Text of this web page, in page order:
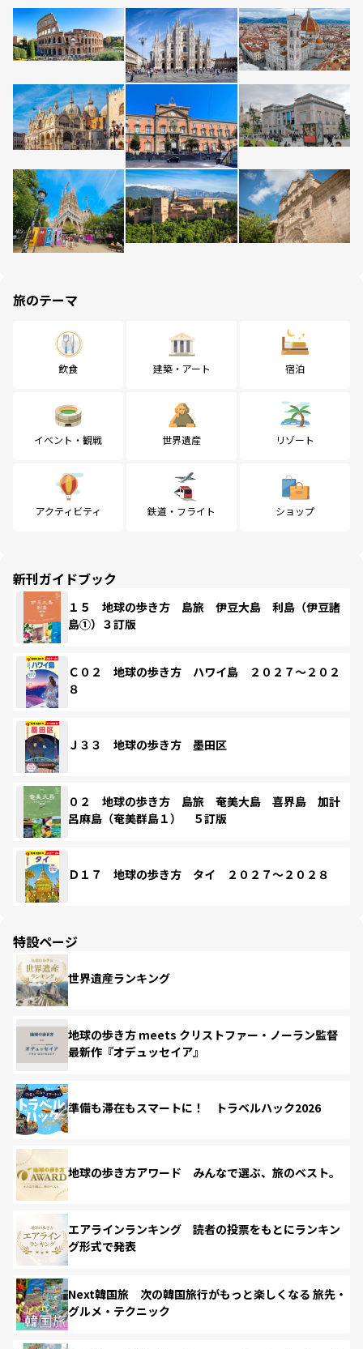
旅のテーマ
飲食 建築・アート 宿泊
イベント・観戦 世界遺産 リゾート
アクティビティ 鉄道・フライト ショップ
新刊ガイドブック
１５ 地球の歩き方 島旅 伊豆大島 利島（伊豆諸
島①）３訂版
Ｃ０２ 地球の歩き方 ハワイ島 ２０２７～２０２
８
Ｊ３３ 地球の歩き方 墨田区
０２ 地球の歩き方 島旅 奄美大島 喜界島 加計
呂麻島（奄美群島１） ５訂版
Ｄ１７ 地球の歩き方 タイ ２０２７～２０２８
特設ページ
世界遺産ランキング
地球の歩き方 meets クリストファー・ノーラン監督
最新作『オデュッセイア』
準備も滞在もスマートに！ トラベルハック2026
地球の歩き方アワード みんなで選ぶ、旅のベスト。
エアラインランキング 読者の投票をもとにランキン
グ形式で発表
Next韓国旅 次の韓国旅行がもっと楽しくなる 旅先・
グルメ・テクニック